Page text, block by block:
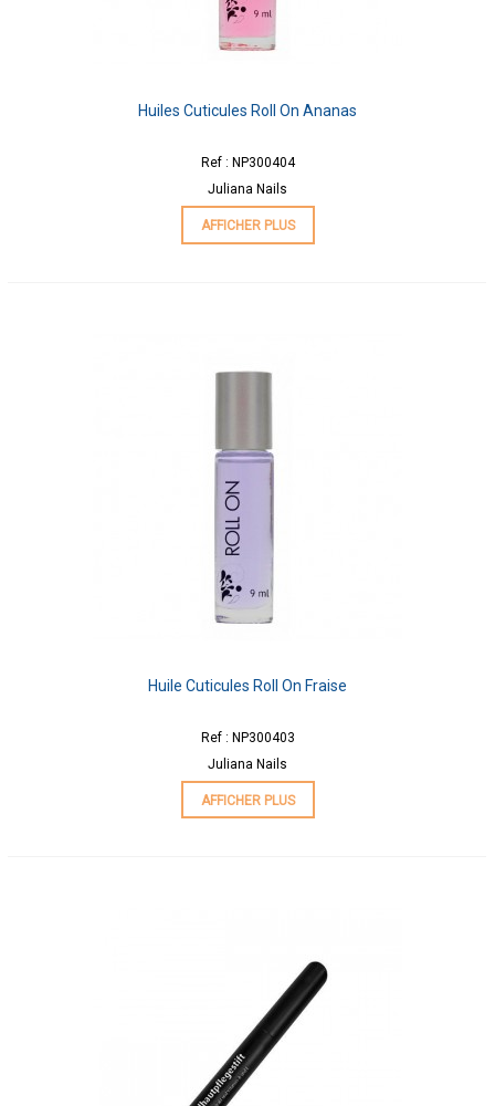
Huiles Cuticules Roll On Ananas
Ref : NP300404
Juliana Nails
AFFICHER PLUS
Huile Cuticules Roll On Fraise
Ref : NP300403
Juliana Nails
AFFICHER PLUS